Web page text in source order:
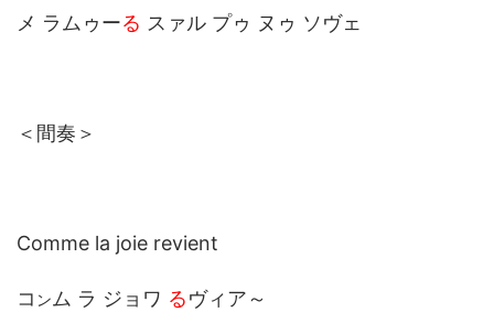
メ ラムゥーる スァル プゥ ヌゥ ソヴェ
＜間奏＞
Comme la joie revient
コ ンム ラ ジョワ るヴィア～